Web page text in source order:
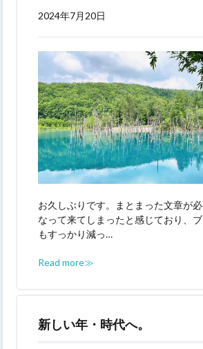
2024年7月20日
お久しぶりです。まとまった文章が
なって来てしまったと感じており、
もすっかり減っ…
Read more≫
新しい年・時代へ。